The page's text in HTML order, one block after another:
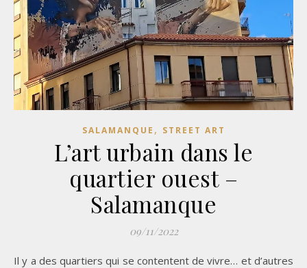
SALAMANQUE , STREET ART
L’art urbain dans le
quartier ouest –
Salamanque
09/11/2022
Il y a des quartiers qui se contentent de vivre… et d’autres